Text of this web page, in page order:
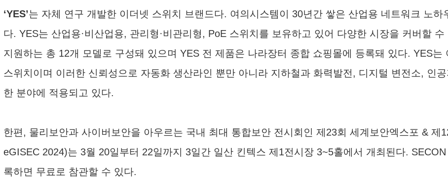
‘YES’는 자체 연구 개발한 이더넷 스위치 브랜드다. 여의시스템이 30년간 쌓은 산업용 네트워크 노
다. YES는 산업용·비산업용, 관리형·비관리형, PoE 스위치를 보유하고 있어 다양한 시장을 커버할
지원하는 총 12개 모델로 구성돼 있으며 YES 전 제품은 나라장터 종합 쇼핑몰에 등록돼 있다. YES
스위치이며 이러한 신뢰성으로 자동화 생산라인 뿐만 아니라 지하철과 화력발전, 디지털 변전소, 인
한 분야에 적용되고 있다.
한편, 물리보안과 사이버보안을 아우르는 국내 최대 통합보안 전시회인 제23회 세계보안엑스포 & 제
eGISEC 2024)는 3월 20일부터 22일까지 3일간 일산 킨텍스 제1전시장 3~5홀에서 개최된다.
록하면 무료로 참관할 수 있다.